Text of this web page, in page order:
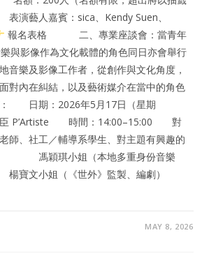
人嘉賓：sica、Kendy Suen、
報名表格 二、專業座談會：當青年
影像作為文化載體的角色同日亦會舉行
音樂及影像工作者，從創作與文化角度，
對內在糾結，以及藝術媒介在當中的角色
： 日期：2026年5月17日（星期
P’Artiste 時間：14:00–15:00 對
師、社工／輔導系學生、對主題有興趣的
穎琪小姐（本地多重身份音樂
文小姐（《世外》監製、編劇）
MAY 8, 2026